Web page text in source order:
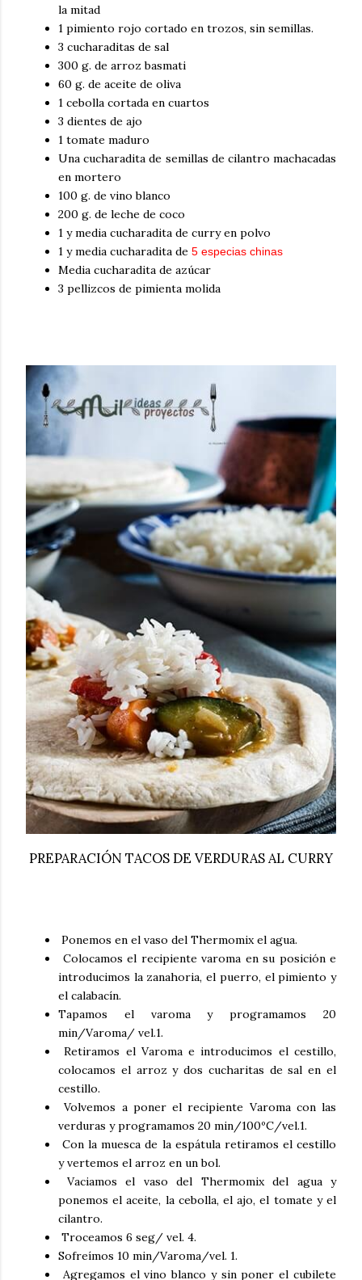
la mitad
1 pimiento rojo cortado en trozos, sin semillas.
3 cucharaditas de sal
300 g. de arroz basmati
60 g. de aceite de oliva
1 cebolla cortada en cuartos
3 dientes de ajo
1 tomate maduro
Una cucharadita de semillas de cilantro machacadas
en mortero
100 g. de vino blanco
200 g. de leche de coco
1 y media cucharadita de curry en polvo
1 y media cucharadita de 5 especias chinas
Media cucharadita de azúcar
3 pellizcos de pimienta molida
PREPARACIÓN TACOS DE VERDURAS AL CURRY
Ponemos en el vaso del Thermomix el agua.
Colocamos el recipiente varoma en su posición e
introducimos la zanahoria, el puerro, el pimiento y
el calabacín.
Tapamos el varoma y programamos 20
min/Varoma/ vel.1.
Retiramos el Varoma e introducimos el cestillo,
colocamos el arroz y dos cucharitas de sal en el
cestillo.
Volvemos a poner el recipiente Varoma con las
verduras y programamos 20 min/100ºC/vel.1.
Con la muesca de la espátula retiramos el cestillo
y vertemos el arroz en un bol.
Vaciamos el vaso del Thermomix del agua y
ponemos el aceite, la cebolla, el ajo, el tomate y el
cilantro.
Troceamos 6 seg/ vel. 4.
Sofreímos 10 min/Varoma/vel. 1.
Agregamos el vino blanco y sin poner el cubilete